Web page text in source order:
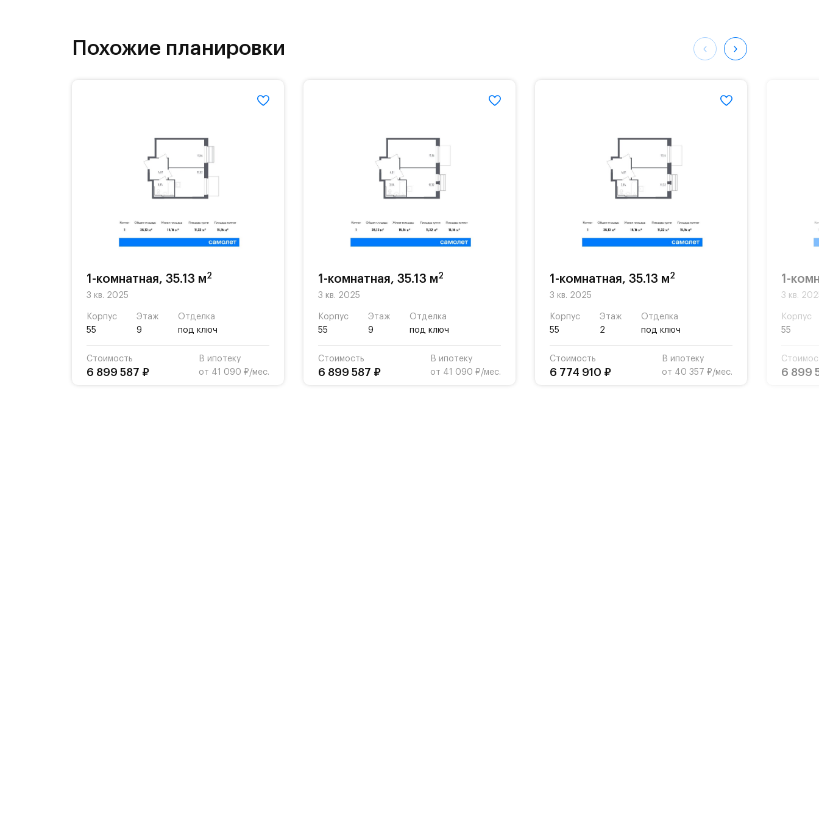
На территории квартала возведут детский сад и школу. Также для наиболее одарённых
Для автомобилистов — закрытые озеленённые парковки.
Похожие планировки
1-комнатная, 35.13 м2
3 кв. 2025
Корпус
55
Этаж
9
Отделка
под ключ
Стоимость
6 899 587 ₽
В ипотеку
от 41 090 ₽/мес.
1-комнатная, 35.13 м2
3 кв. 2025
Корпус
55
Этаж
9
Отделка
под ключ
Стоимость
6 899 587 ₽
В ипотеку
от 41 090 ₽/мес.
1-комнатная, 35.13 м2
3 кв. 2025
Корпус
55
Этаж
2
Отделка
под ключ
Стоимость
6 774 910 ₽
В ипотеку
от 40 357 ₽/мес.
1-
3 кв.
Корпус
55
6 899